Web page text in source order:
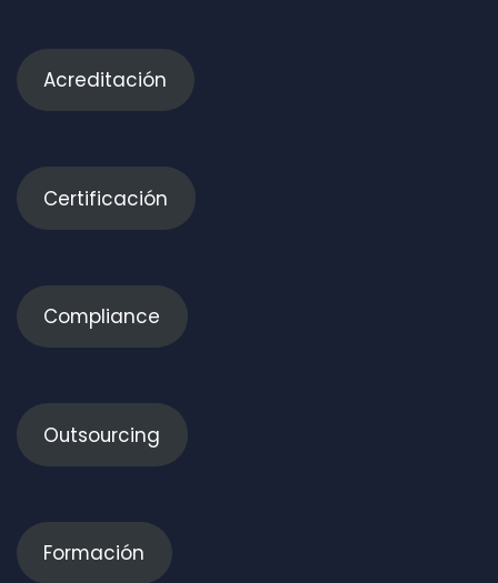
Acreditación
Certificación
Compliance
Outsourcing
Formación